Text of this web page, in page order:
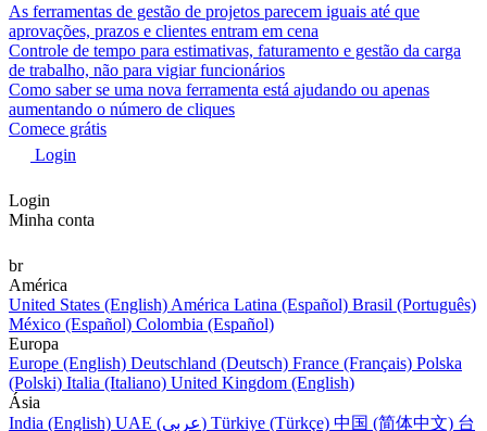
As ferramentas de gestão de projetos parecem iguais até que
aprovações, prazos e clientes entram em cena
Controle de tempo para estimativas, faturamento e gestão da carga
de trabalho, não para vigiar funcionários
Como saber se uma nova ferramenta está ajudando ou apenas
aumentando o número de cliques
Comece grátis
Login
Login
Minha conta
br
América
United States (English) América Latina (Español) Brasil (Português)
México (Español) Colombia (Español)
Europa
Europe (English) Deutschland (Deutsch) France (Français) Polska
(Polski) Italia (Italiano) United Kingdom (English)
Ásia
India (English)
UAE (عربي) Türkiye (Türkçe) 中国 (简体中文) 台